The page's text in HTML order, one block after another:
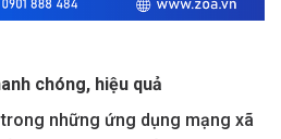
chóng, hiệu quả
những ứng dụng mạng xã